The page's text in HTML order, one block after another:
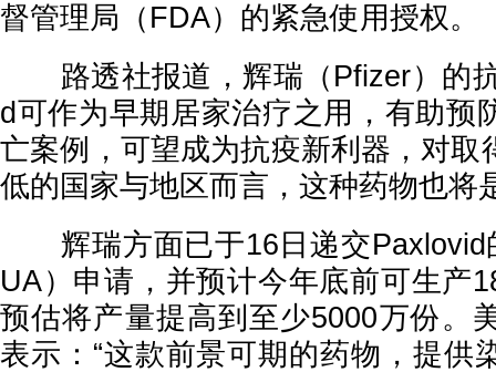
督管理局（FDA）的紧急使用授权。
路透社报道，辉瑞（Pfizer）的
d可作为早期居家治疗之用，有助预
亡案例，可望成为抗疫新利器，对取
低的国家与地区而言，这种药物也将
辉瑞方面已于16日递交Paxlovid
UA）申请，并预计今年底前可生产
预估将产量提高到至少5000万份。
表示：“这款前景可期的药物，提供